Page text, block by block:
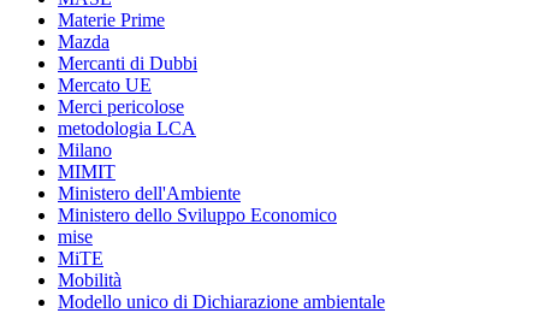
Materie Prime
Mazda
Mercanti di Dubbi
Mercato UE
Merci pericolose
metodologia LCA
Milano
MIMIT
Ministero dell'Ambiente
Ministero dello Sviluppo Economico
mise
MiTE
Mobilità
Modello unico di Dichiarazione ambientale